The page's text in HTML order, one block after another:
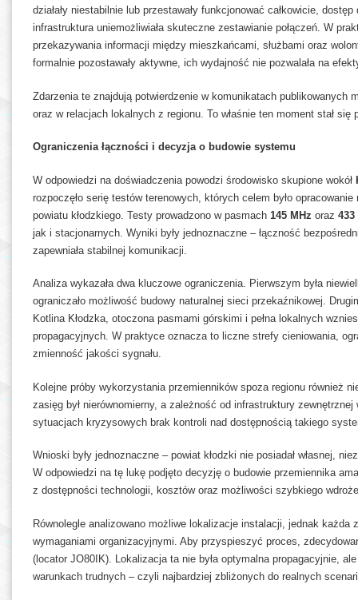
działały niestabilnie lub przestawały funkcjonować całkowicie,
infrastruktura uniemożliwiała skuteczne zestawianie połączeń. W
przekazywania informacji między mieszkańcami, służbami oraz
formalnie pozostawały aktywne, ich wydajność nie pozwalała na
Zdarzenia te znajdują potwierdzenie w komunikatach publikowanych
oraz w relacjach lokalnych z regionu. To właśnie ten moment stał
Ograniczenia łączności i decyzja o budowie systemu
W odpowiedzi na doświadczenia powodzi środowisko skupione wokół
rozpoczęło serię testów terenowych, których celem było
powiatu kłodzkiego. Testy prowadzono w pasmach 145 MHz oraz 433
jak i stacjonarnych. Wyniki były jednoznaczne – łączność
zapewniała stabilnej komunikacji.
Analiza wykazała dwa kluczowe ograniczenia. Pierwszym była
ograniczało możliwość budowy naturalnej sieci przekaźnikowej.
Kotlina Kłodzka, otoczona pasmami górskimi i pełna lokalnych
propagacyjnych. W praktyce oznacza to liczne strefy cieniowania,
zmienność jakości sygnału.
Kolejne próby wykorzystania przemienników spoza regionu również
zasięg był nierównomierny, a zależność od infrastruktury
sytuacjach kryzysowych brak kontroli nad dostępnością takiego
Wnioski były jednoznaczne – powiat kłodzki nie posiadał własnej,
W odpowiedzi na tę lukę podjęto decyzję o budowie przemiennika
z dostępności technologii, kosztów oraz możliwości szybkiego
Równolegle analizowano możliwe lokalizacje instalacji, jednak każda
wymaganiami organizacyjnymi. Aby przyspieszyć proces,
(locator JO80IK). Lokalizacja ta nie była optymalna propagacyjnie,
warunkach trudnych – czyli najbardziej zbliżonych do realnych